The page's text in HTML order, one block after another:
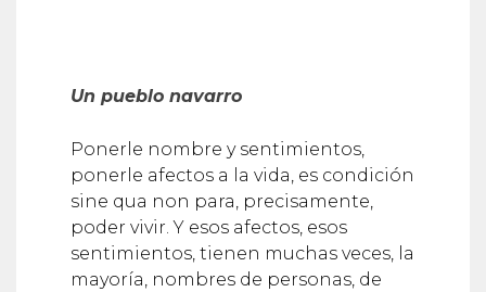
ponerle afectos a la vida, es condición
sine qua non para, precisamente,
poder vivir. Y esos afectos, esos
sentimientos, tienen muchas veces, la
mayoría, nombres de personas, de
esas con las que hemos compartido